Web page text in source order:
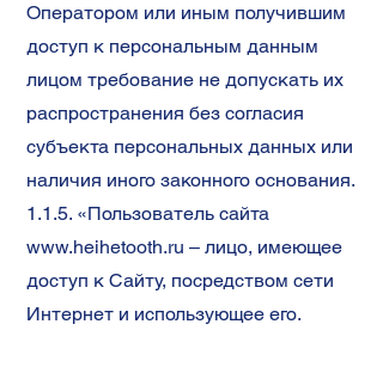
Оператором или иным получившим
доступ к персональным данным
лицом требование не допускать их
распространения без согласия
субъекта персональных данных или
наличия иного законного основания.
1.1.5. «Пользователь сайта
www.heihetooth.ru – лицо, имеющее
доступ к Сайту, посредством сети
Интернет и использующее его.